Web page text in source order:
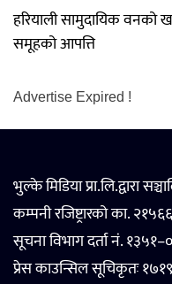
हरियाली सामुदायिक वनको
समूहको आपत्ति
Advertise Expired !
भुल्के मिडिया प्रा.लि.द्वारा
कम्पनी रजिष्ट्रारको का.
सूचना विभाग दर्ता नं.
प्रेस काउन्सिल सूचिकृतः